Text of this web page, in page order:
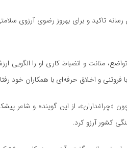
تاکید و برای بهروز رضوی آرزوی
متانت و انضباط کاری او را الگویی
و اخلاق حرفه‌ای با همکاران خود
از این گوینده و شاعر
کشور آرزو کرد.